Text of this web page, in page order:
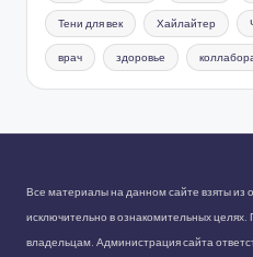
Тени для век Хайлайтер
врач здоровье
Все материалы на данном сайте взяты из
исключительно в ознакомительных
владельцам. Администрация сайта